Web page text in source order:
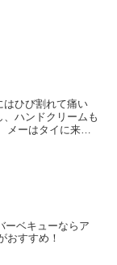
はひび割れて痛い
ハンドクリームも
ーはタイに来て
ーベキューならア
おすすめ！